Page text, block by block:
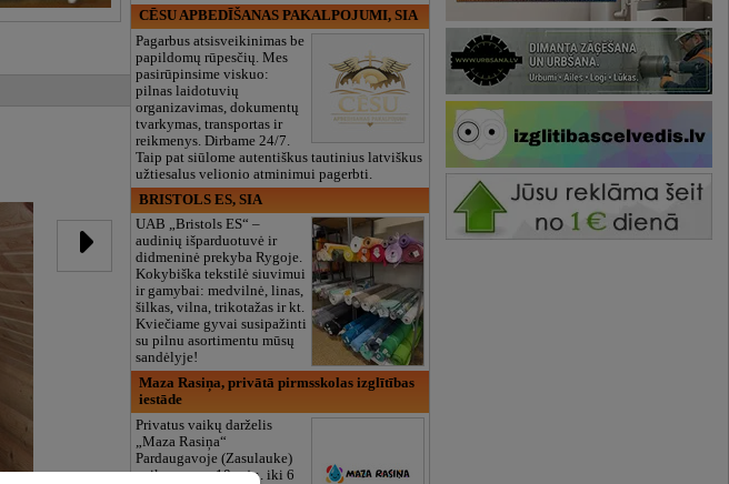
CĒSU APBEDĪŠANAS PAKALPOJUMI, SIA
Pagarbus atsisveikinimas be
papildomų rūpesčių. Mes
pasirūpinsime viskuo:
pilnas laidotuvių
organizavimas, dokumentų
tvarkymas, transportas ir
reikmenys. Dirbame 24/7.
Taip pat siūlome autentiškus tautinius latviškus
užtiesalus velionio atminimui pagerbti.
BRISTOLS ES, SIA
UAB „Bristols ES“ –
audinių išparduotuvė ir
didmeninė prekyba Rygoje.
Kokybiška tekstilė siuvimui
ir gamybai: medvilnė, linas,
šilkas, vilna, trikotažas ir kt.
Kviečiame gyvai susipažinti
su pilnu asortimentu mūsų
sandėlyje!
Maza Rasiņa, privātā pirmsskolas izglītības
iestāde
Privatus vaikų darželis
„Maza Rasiņa“
Pardaugavoje (Zasulauke)
vaikams nuo 10 mėn. iki 6